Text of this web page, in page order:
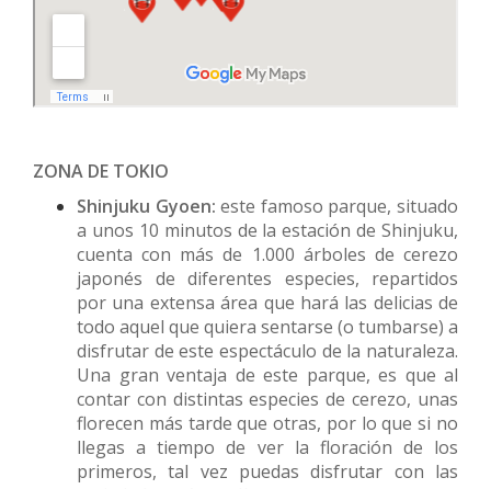
ZONA DE TOKIO
Shinjuku Gyoen: este famoso parque, situado
a unos 10 minutos de la estación de Shinjuku,
cuenta con más de 1.000 árboles de cerezo
japonés de diferentes especies, repartidos
por una extensa área que hará las delicias de
todo aquel que quiera sentarse (o tumbarse) a
disfrutar de este espectáculo de la naturaleza.
Una gran ventaja de este parque, es que al
contar con distintas especies de cerezo, unas
florecen más tarde que otras, por lo que si no
llegas a tiempo de ver la floración de los
primeros, tal vez puedas disfrutar con las